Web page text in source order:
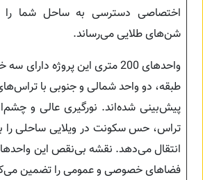
اختصاصی دسترسی به ساحل شما را
شن‌های طلایی می‌رساند.
واحدهای 200 متری این پروژه
طبقه، دو واحد شمالی و جنوبی با
پیش‌بینی شده‌اند. نورگیری عالی و
تراس، حس سکونت در ویلایی ساحلی را
انتقال می‌دهد. نقشه بی‌نقص این
فضاهای خصوصی و عمومی را تضمین